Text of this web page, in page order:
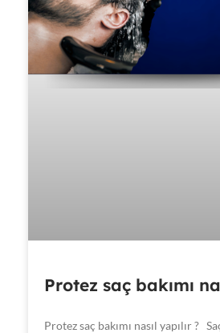
Protez saç bakımı
Protez saç bakımı nasıl yapılır ?